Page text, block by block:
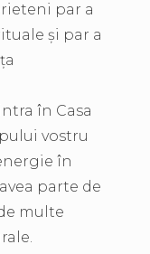
par a
și par a
în Casa
vostru
în
parte de
multe